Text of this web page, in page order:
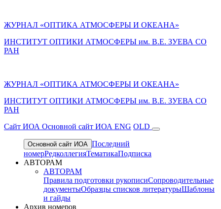
ЖУРНАЛ «ОПТИКА АТМОСФЕРЫ И ОКЕАНА»
ИНСТИТУТ ОПТИКИ АТМОСФЕРЫ им. В.Е. ЗУЕВА СО
РАН
ЖУРНАЛ «ОПТИКА АТМОСФЕРЫ И ОКЕАНА»
ИНСТИТУТ ОПТИКИ АТМОСФЕРЫ им. В.Е. ЗУЕВА СО
РАН
Cайт ИОА Основной сайт ИОА ENG OLD
Основной сайт ИОА Последний
номерРедколлегияТематикаПодписка
АВТОРАМ
АВТОРАМ
Правила подготовки рукописиСопроводительные
документыОбразцы списков литературыШаблоны
и гайды
Архив номеров